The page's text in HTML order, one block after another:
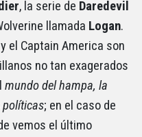
, la serie de Daredevil
llamada Logan.
el Captain America son
no tan exagerados
mundo del hampa, la
políticas; en el caso de
vemos el último